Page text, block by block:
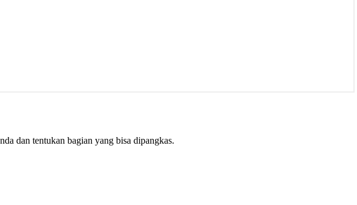
dan tentukan bagian yang bisa dipangkas.